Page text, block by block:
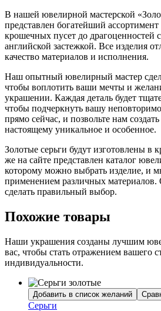
В нашей ювелирной мастерской
представлен богатейший
крошечных пусет до драгоценностей
английской застежкой. Все изделия
качество материалов и исполнения.
Наш опытный ювелирный мастер
чтобы воплотить ваши мечты и
украшении. Каждая деталь будет
чтобы подчеркнуть вашу
прямо сейчас, и позвольте нам
настоящему уникальное и особенное.
Золотые серьги будут изготовлены в
же на сайте представлен каталог
которому можно выбрать изделие, и
применением различных
сделать правильный выбор.
Похожие товары
Наши украшения созданы лучшим
вас, чтобы стать отражением вашего
индивидуальности.
Добавить в список желаний
Серьги